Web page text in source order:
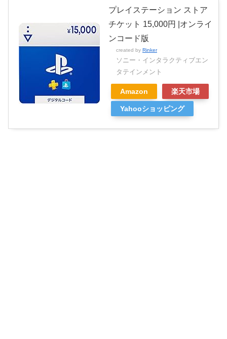
プレイステーション ストア
チケット 15,000円 |オンライ
ンコード版
created by Rinker
ソニー・インタラクティブエン
タテインメント
Amazon 楽天市場
Yahooショッピング